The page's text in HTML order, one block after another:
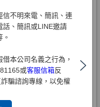
信不明來電、簡訊、連
話、簡訊或LINE邀請
本公司名義之行為，
或客服信箱反
騙諮詢專線，以免權